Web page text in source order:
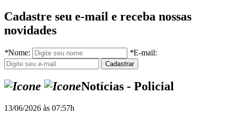
Cadastre seu e-mail e receba nossas
novidades
*Nome: *E-mail:
Notícias - Policial
13/06/2026 às 07:57h